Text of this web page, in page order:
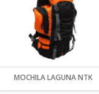
MOCHILA LAGUNA NTK